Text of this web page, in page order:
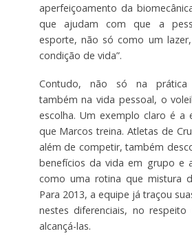
aperfeiçoamento da
que ajudam com que a
esporte, não só como um
condição de vida”.
Contudo, não só na prática
também na vida pessoal, o
escolha. Um exemplo claro é a
que Marcos treina. Atletas de
além de competir, também
benefícios da vida em grupo e
como uma rotina que mistura
Para 2013, a equipe já traçou
nestes diferenciais, no
alcançá-las.